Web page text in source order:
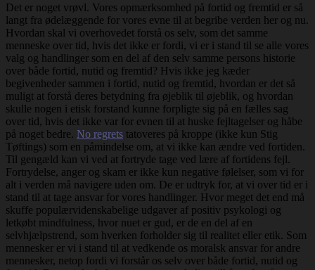
Det er noget vrøvl. Vores opmærksomhed på fortid og fremtid er så
langt fra ødelæggende for vores evne til at begribe verden her og nu.
Hvordan skal vi overhovedet forstå os selv, som det samme
menneske over tid, hvis det ikke er fordi, vi er i stand til se alle vores
valg og handlinger som en del af den selv samme persons historie
over både fortid, nutid og fremtid? Hvis ikke jeg kæder
begivenheder sammen i fortid, nutid og fremtid, hvordan er det så
muligt at forstå deres betydning fra øjeblik til øjeblik, og hvordan
skulle nogen i etisk forstand kunne forpligte sig på en fælles sag
over tid, hvis det ikke var for evnen til at huske fejltagelser og håbe
på noget bedre. No regrets tatoveres på kroppe (ikke kun Stig
Tøftings) som en påmindelse om, at vi ikke kan ændre ved fortiden.
Til gengæld kan vi ved at fortryde tage ved lære af fortidens fejl.
Fortrydelse, anger og skam er ikke kun negative følelser, som vi for
alt i verden må navigere uden om. De er udtryk for, at vi over tid er i
stand til at tage ansvar for vores handlinger. Hvor meget det end må
skuffe populærvidenskabelige udgaver af positiv psykologi og
letkøbt mindfulness, hvor nuet er gud, er de en del af en
selvhjælpstrend, som hverken forholder sig til realitet eller etik. Som
mennesker er vi i stand til at vedkende os moralsk ansvar for andre
mennesker, netop fordi vi forstår os selv over både fortid, nutid og